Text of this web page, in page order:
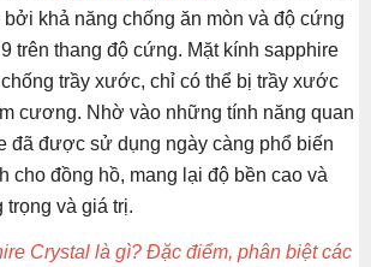
bởi khả năng chống ăn mòn và độ cứng
trên thang độ cứng. Mặt kính sapphire
trầy xước, chỉ có thể bị trầy xước
cương. Nhờ vào những tính năng quan
đã được sử dụng ngày càng phổ biến
cho đồng hồ, mang lại độ bền cao và
trọng và giá trị.
Crystal là gì? Đặc điểm, phân biệt các